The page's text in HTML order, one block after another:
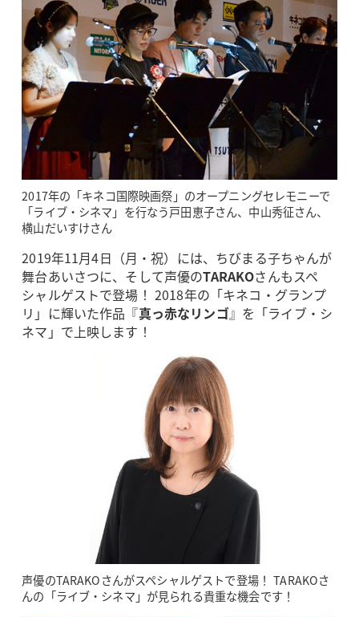
2017年の「キネコ国際映画祭」のオープニングセレモニーで
「ライブ・シネマ」を行なう戸田恵子さん、中山秀征さん、
横山だいすけさん
2019年11月4日（月・祝）には、ちびまる子ちゃんが
舞台あいさつに、そして声優のTARAKOさんもスペ
シャルゲストで登場！ 2018年の「キネコ・グランプ
リ」に輝いた作品『真っ赤なリンゴ』を「ライブ・シ
ネマ」で上映します！
声優のTARAKOさんがスペシャルゲストで登場！ TARAKOさ
んの「ライブ・シネマ」が見られる貴重な機会です！